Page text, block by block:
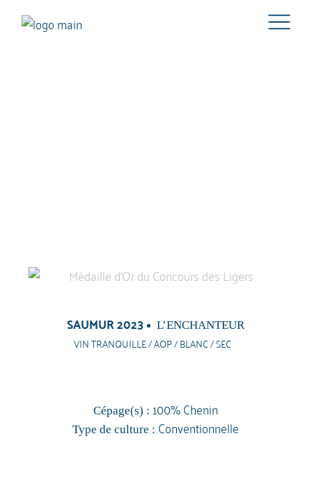
SAUMUR 2023 L’ENCHANTEUR
VIN TRANQUILLE / AOP / BLANC / SEC
Cépage(s) : 100% Chenin
Type de culture : Conventionnelle